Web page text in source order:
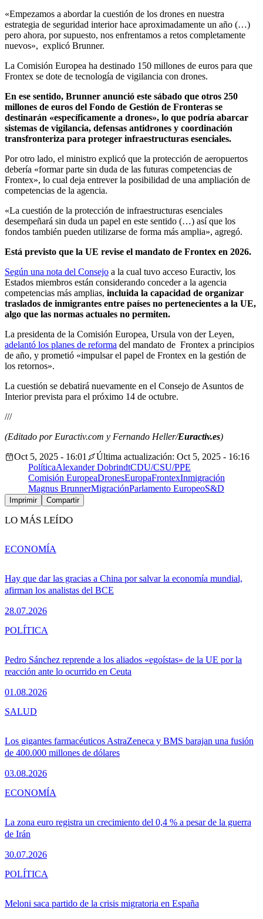
«Empezamos a abordar la cuestión de los drones en nuestra
estrategia de seguridad interior hace aproximadamente un año (…)
pero ahora, por supuesto, nos enfrentamos a retos completamente
nuevos», explicó Brunner.
La Comisión Europea ha destinado 150 millones de euros para que
Frontex se dote de tecnología de vigilancia con drones.
En ese sentido, Brunner anunció este sábado que otros 250
millones de euros del Fondo de Gestión de Fronteras se
destinarán «específicamente a drones», lo que podría abarcar
sistemas de vigilancia, defensas antidrones y coordinación
transfronteriza para proteger infraestructuras esenciales.
Por otro lado, el ministro explicó que la protección de aeropuertos
debería «formar parte sin duda de las futuras competencias de
Frontex», lo cual deja entrever la posibilidad de una ampliación de
competencias de la agencia.
«La cuestión de la protección de infraestructuras esenciales
desempeñará sin duda un papel en este sentido (…) así que los
fondos también pueden utilizarse de forma más amplia», agregó.
Está previsto que la UE revise el mandato de Frontex en 2026.
Según una nota del Consejo a la cual tuvo acceso Euractiv, los
Estados miembros están considerando conceder a la agencia
competencias más amplias, incluida la capacidad de organizar
traslados de inmigrantes entre países no pertenecientes a la UE,
algo que las normas actuales no permiten.
La presidenta de la Comisión Europea, Ursula von der Leyen,
adelantó los planes de reforma del mandato de Frontex a principios
de año, y prometió «impulsar el papel de Frontex en la gestión de
los retornos».
La cuestión se debatirá nuevamente en el Consejo de Asuntos de
Interior prevista para el próximo 14 de octubre.
///
(Editado por Euractiv.com y Fernando Heller/Euractiv.es)
Oct 5, 2025 - 16:01
Última actualización: Oct 5, 2025 - 16:16
PolíticaAlexander DobrindtCDU/CSU/PPE
Comisión EuropeaDronesEuropaFrontexInmigración
Magnus BrunnerMigraciónParlamento EuropeoS&D
Imprimir Compartir
LO MÁS LEÍDO
Hay que dar las gracias a China por salvar la economía mundial,
afirman los analistas del BCE
28.07.2026
ECONOMÍA
Pedro Sánchez reprende a los aliados «egoístas» de la UE por la
reacción ante lo ocurrido en Ceuta
01.08.2026
POLÍTICA
Los gigantes farmacéuticos AstraZeneca y BMS barajan una fusión
de 400.000 millones de dólares
03.08.2026
SALUD
La zona euro registra un crecimiento del 0,4 % a pesar de la guerra
de Irán
30.07.2026
ECONOMÍA
Meloni saca partido de la crisis migratoria en España
POLÍTICA